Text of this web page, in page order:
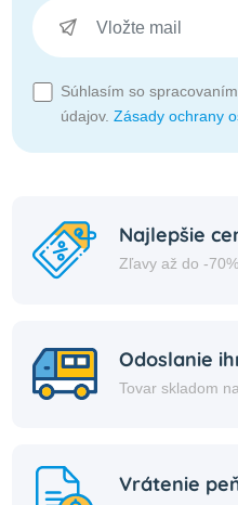
Súhlasím so
údajov. Zásady ochrany
Najlepšie
Zľavy až do -70%
Odoslanie
Tovar skladom
Vrátenie